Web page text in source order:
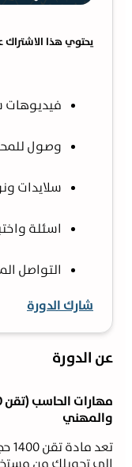
يحتوي هذا الاشتراك على:
فيديوهات
وصول
سلايدات
اسئلة
التواصل
شارك الدورة
الدورة
تعد
تحويلك من